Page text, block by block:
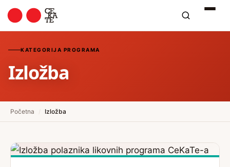
KATEGORIJA PROGRAMA
Izložba
Početna Izložba